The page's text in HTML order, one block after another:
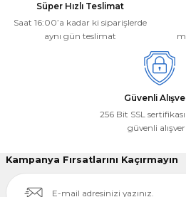
Süper Hızlı Teslimat
Saat 16:00’a kadar ki siparişlerde
aynı gün teslimat
Güvenli
256 Bit SSL
güvenli
Kampanya Fırsatlarını Kaçırmayın